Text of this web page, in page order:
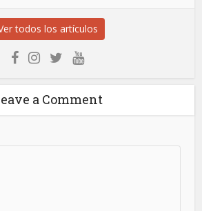
todos los artículos
a Comment